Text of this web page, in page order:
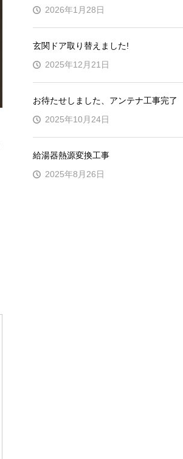
2026年1月28日
玄関ドア取り替えました!
2025年12月21日
お待たせしました、アンテナ工事完了
2025年10月24日
給湯器熱源変換工事
2025年8月26日